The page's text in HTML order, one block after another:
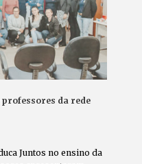
da rede
Juntos no ensino da